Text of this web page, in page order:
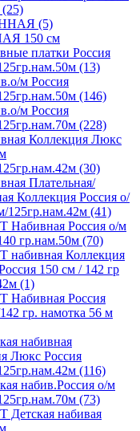
(25)
(5)
150 см
платки Россия
(13)
м Россия
(146)
м Россия
(228)
Коллекция Люкс
(30)
Плательная/
Коллекция Россия о/
125гр.нам.42м (41)
Набивная Россия о/м
гр.нам.50м (70)
набивная Коллекция
150 см / 142 гр
(1)
Набивная Россия
гр. намотка 56 м
набивная
Люкс Россия
(116)
набив.Россия о/м
(73)
Детская набивая